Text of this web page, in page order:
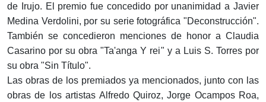
de Irujo. El premio fue concedido por unanimidad a Javier
Medina Verdolini, por su serie fotográfica "Deconstrucción".
También se concedieron menciones de honor a Claudia
Casarino por su obra "Ta'anga Y rei" y a Luis S. Torres por
su obra "Sin Título".
Las obras de los premiados ya mencionados, junto con las
obras de los artistas Alfredo Quiroz, Jorge Ocampos Roa,